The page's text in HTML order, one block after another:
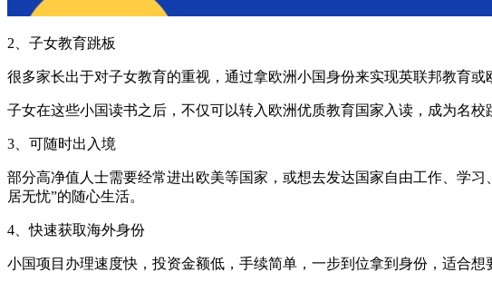
2、子女教育跳板
很多家长出于对子女教育的重视，通过拿欧洲小国身份来实现英联邦教育或
子女在这些小国读书之后，不仅可以转入欧洲优质教育国家入读，成为名
3、可随时出入境
部分高净值人士需要经常进出欧美等国家，或想去发达国家自由工作、学
居无忧”的随心生活。
4、快速获取海外身份
小国项目办理速度快，投资金额低，手续简单，一步到位拿到身份，适合想